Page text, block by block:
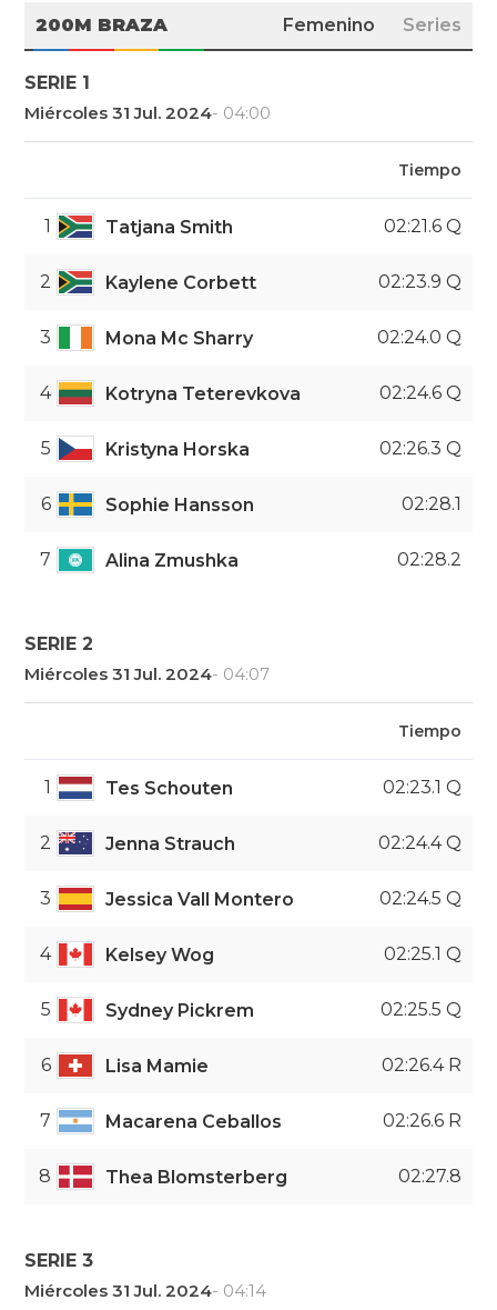
200M BRAZA Femenino Series
SERIE 1
Miércoles 31 Jul. 2024- 04:00
Tiempo
1 Tatjana Smith 02:21.6 Q
2 Kaylene Corbett 02:23.9 Q
3 Mona Mc Sharry 02:24.0 Q
4 Kotryna Teterevkova 02:24.6 Q
5 Kristyna Horska 02:26.3 Q
6 Sophie Hansson 02:28.1
7 Alina Zmushka 02:28.2
SERIE 2
Miércoles 31 Jul. 2024- 04:07
Tiempo
1 Tes Schouten 02:23.1 Q
2 Jenna Strauch 02:24.4 Q
3 Jessica Vall Montero 02:24.5 Q
4 Kelsey Wog 02:25.1 Q
5 Sydney Pickrem 02:25.5 Q
6 Lisa Mamie 02:26.4 R
7 Macarena Ceballos 02:26.6 R
8 Thea Blomsterberg 02:27.8
SERIE 3
Miércoles 31 Jul. 2024- 04:14